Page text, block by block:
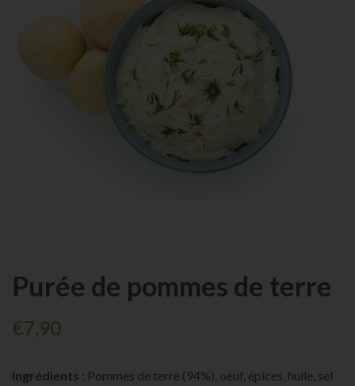
Purée de pommes de terre
€7,90
Ingrédients : Pommes de terre (94%), oeuf, épices, huile, sel